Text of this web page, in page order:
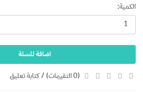
الكمية:
اضافة للسلة
(0 التقييمات) /كتابة تعليق